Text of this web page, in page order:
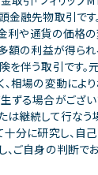
金融先物取引で
金利や通貨の価格
額の利益が得ら
を伴う取引です。
、相場の変動によ
る場合がござい
は継続して行なう
十分に研究し、自
、ご自身の判断で